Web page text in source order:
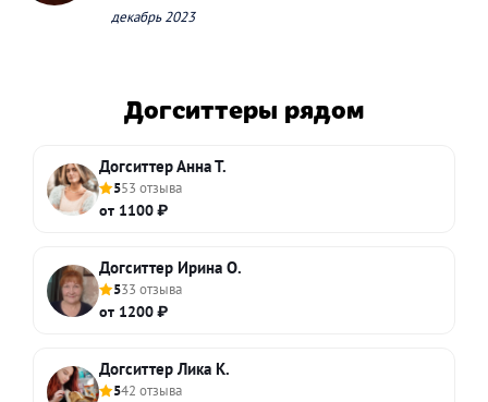
декабрь 2023
Догситтеры рядом
Догситтер Анна Т.
553 отзыва
от 1100 ₽
Догситтер Ирина О.
533 отзыва
от 1200 ₽
Догситтер Лика К.
542 отзыва